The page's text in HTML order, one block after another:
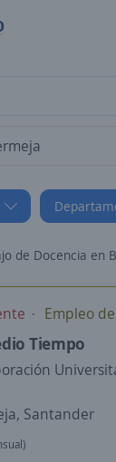
en Barrancabermeja, Santander
Empleo
Tiempo
Santander